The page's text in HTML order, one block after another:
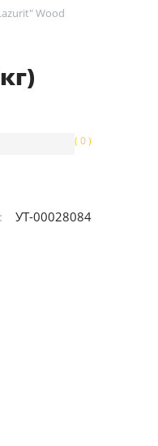
Wood
( 0 )
УТ-00028084